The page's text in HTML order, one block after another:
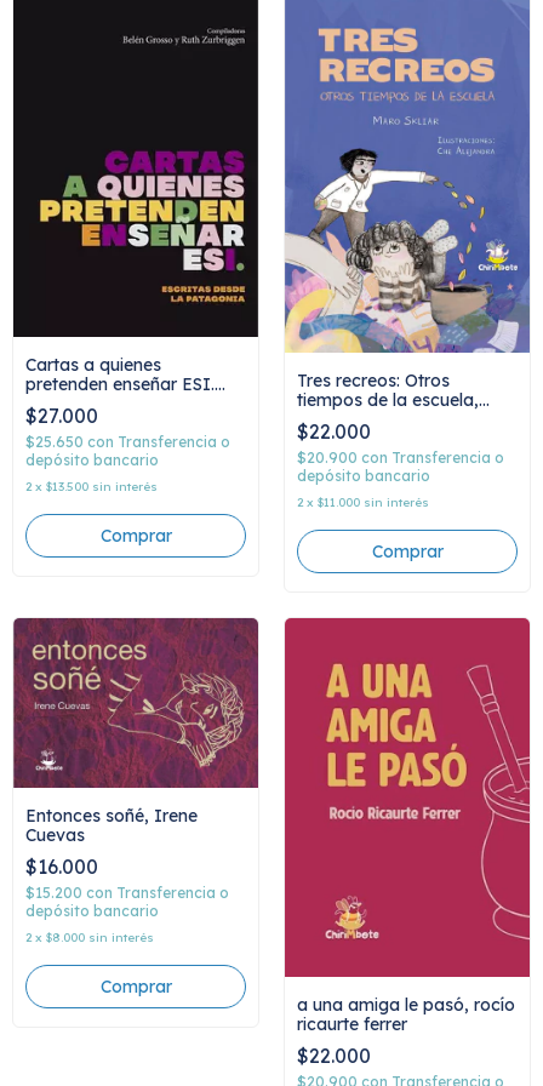
Cartas a quienes
pretenden enseñar ESI.
Escritas desde la
patagonia, Belén Grosso y
Ruth Zurbriggen
$27.000
$25.650 con Transferencia o
depósito bancario
2 x $13.500 sin interés
Tres recreos: Otros
tiempos de la escuela,
Maro Skliar
$22.000
$20.900 con Transferencia o
depósito bancario
2 x $11.000 sin interés
Entonces soñé, Irene
Cuevas
$16.000
$15.200 con Transferencia o
depósito bancario
2 x $8.000 sin interés
a una amiga le pasó, rocío
ricaurte ferrer
$22.000
$20.900 con Transferencia o